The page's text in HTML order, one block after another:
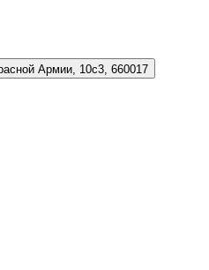
Армии, 10с3, 660017